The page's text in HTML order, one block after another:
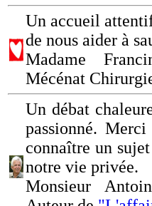
Un accueil
de nous aider à
Madame
Mécénat
Un débat
passionné.
connaître un
notre vie privée.
Monsieur